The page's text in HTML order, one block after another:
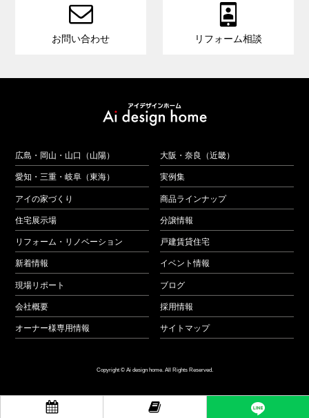
 

お問い合わせ

リフォーム相談
広島・岡山・山口（山陽） 大阪・奈良（近畿）
愛知・三重・岐阜（東海） 実例集
アイの家づくり 商品ラインナップ
住宅展示場 分譲情報
リフォーム・リノベーション 戸建賃貸住宅
新着情報 イベント情報
現場リポート ブログ
会社概要 採用情報
オーナー様専用情報 サイトマップ
Copyright © Ai design home. All Rights Reserved.